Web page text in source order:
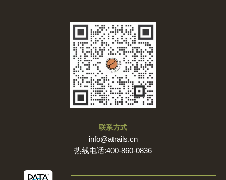
联系方式
info@atrails.cn
热线电话:400-860-0836